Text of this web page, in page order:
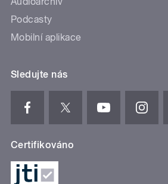
Podcasty
Mobilní aplikace
Sledujte nás
Certifikováno